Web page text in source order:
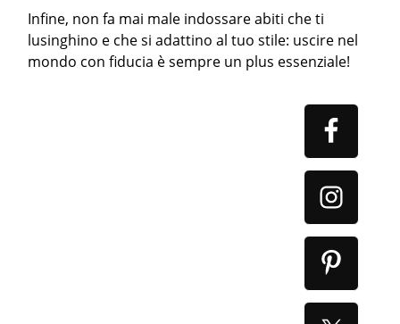
Infine, non fa mai male indossare abiti che ti
lusinghino e che si adattino al tuo stile: uscire nel
mondo con fiducia è sempre un plus essenziale!
Primary
Sidebar